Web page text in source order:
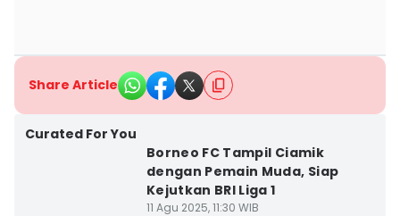
Share Article
Curated For You
Borneo FC Tampil Ciamik
dengan Pemain Muda, Siap
Kejutkan BRI Liga 1
11 Agu 2025, 11:30 WIB